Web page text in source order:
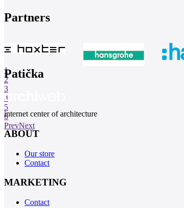
Partners
1
2
3
4
5
6
PrevNext
Patička
internet center of architecture
ABOUT
Our store
Contact
MARKETING
Contact